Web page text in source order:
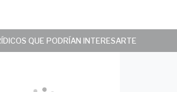
QUE PODRÍAN INTERESARTE